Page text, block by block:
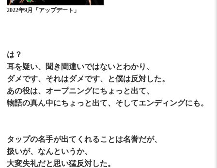
2022年9月「アップデート」
は？
耳を疑い、聞き間違いではないとわかり、
ダメです、それはダメです、と僕は反対した。
あの役は、オープニングにちょっと出て、
物語の真ん中にちょっと出て、そしてエンディングにも。
タップの名手が出てくれることは名誉だが、
扱いが、なんというか、
大変失礼だと思い猛反対した。